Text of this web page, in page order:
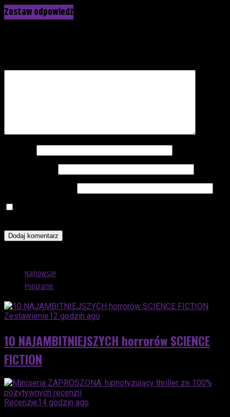
Zostaw odpowiedź
Najnowsze
Popularne
Zestawienie12 godzin ago
10 NAJAMBITNIEJSZYCH horrorów SCIENCE
FICTION
Recenzje14 godzin ago